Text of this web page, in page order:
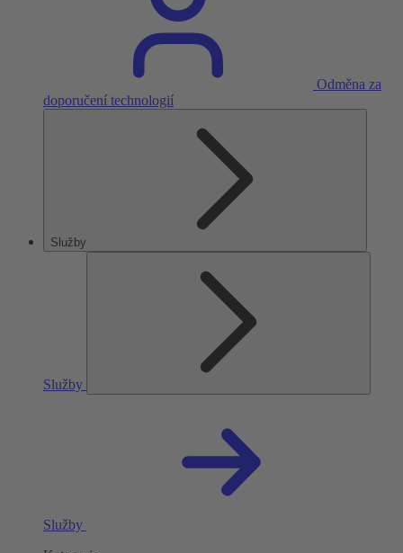
Odměna za
doporučení technologií
Služby
Služby
Služby